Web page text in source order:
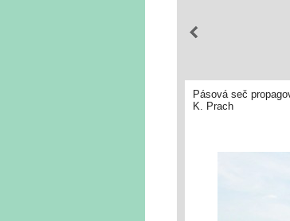
Pásová seč
K. Prach